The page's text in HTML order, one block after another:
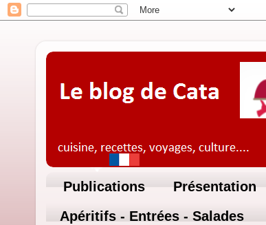
Publications Présentation
Apéritifs - Entrées - Salades